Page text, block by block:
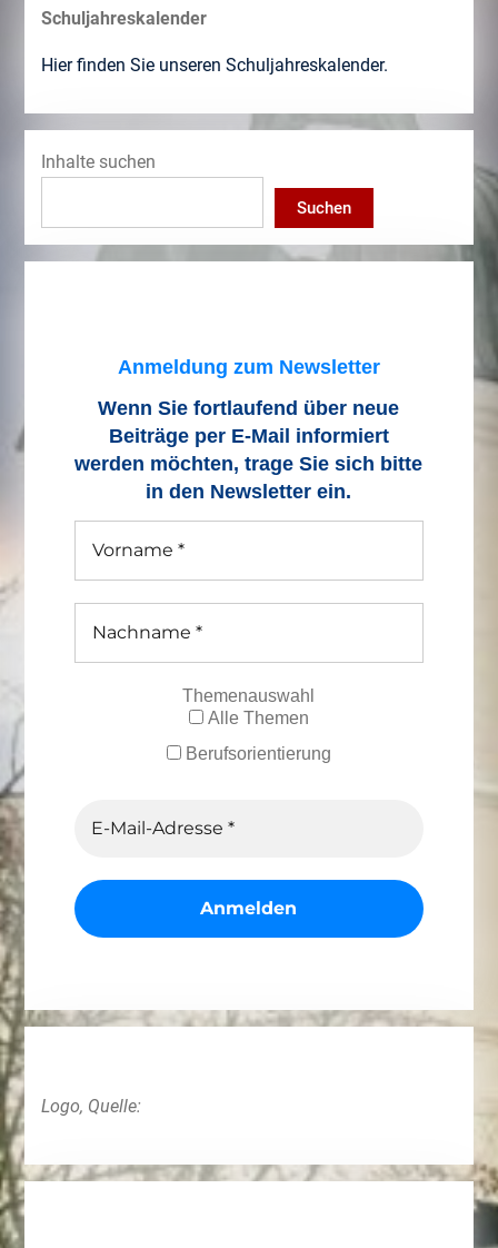
Schuljahreskalender
Hier finden Sie unseren Schuljahreskalender.
Inhalte suchen
Suchen
Anmeldung zum Newsletter
Wenn Sie fortlaufend über neue
Beiträge per E-Mail informiert
werden möchten, trage Sie sich bitte
in den Newsletter ein.
Themenauswahl
Alle Themen
Berufsorientierung
Logo, Quelle: